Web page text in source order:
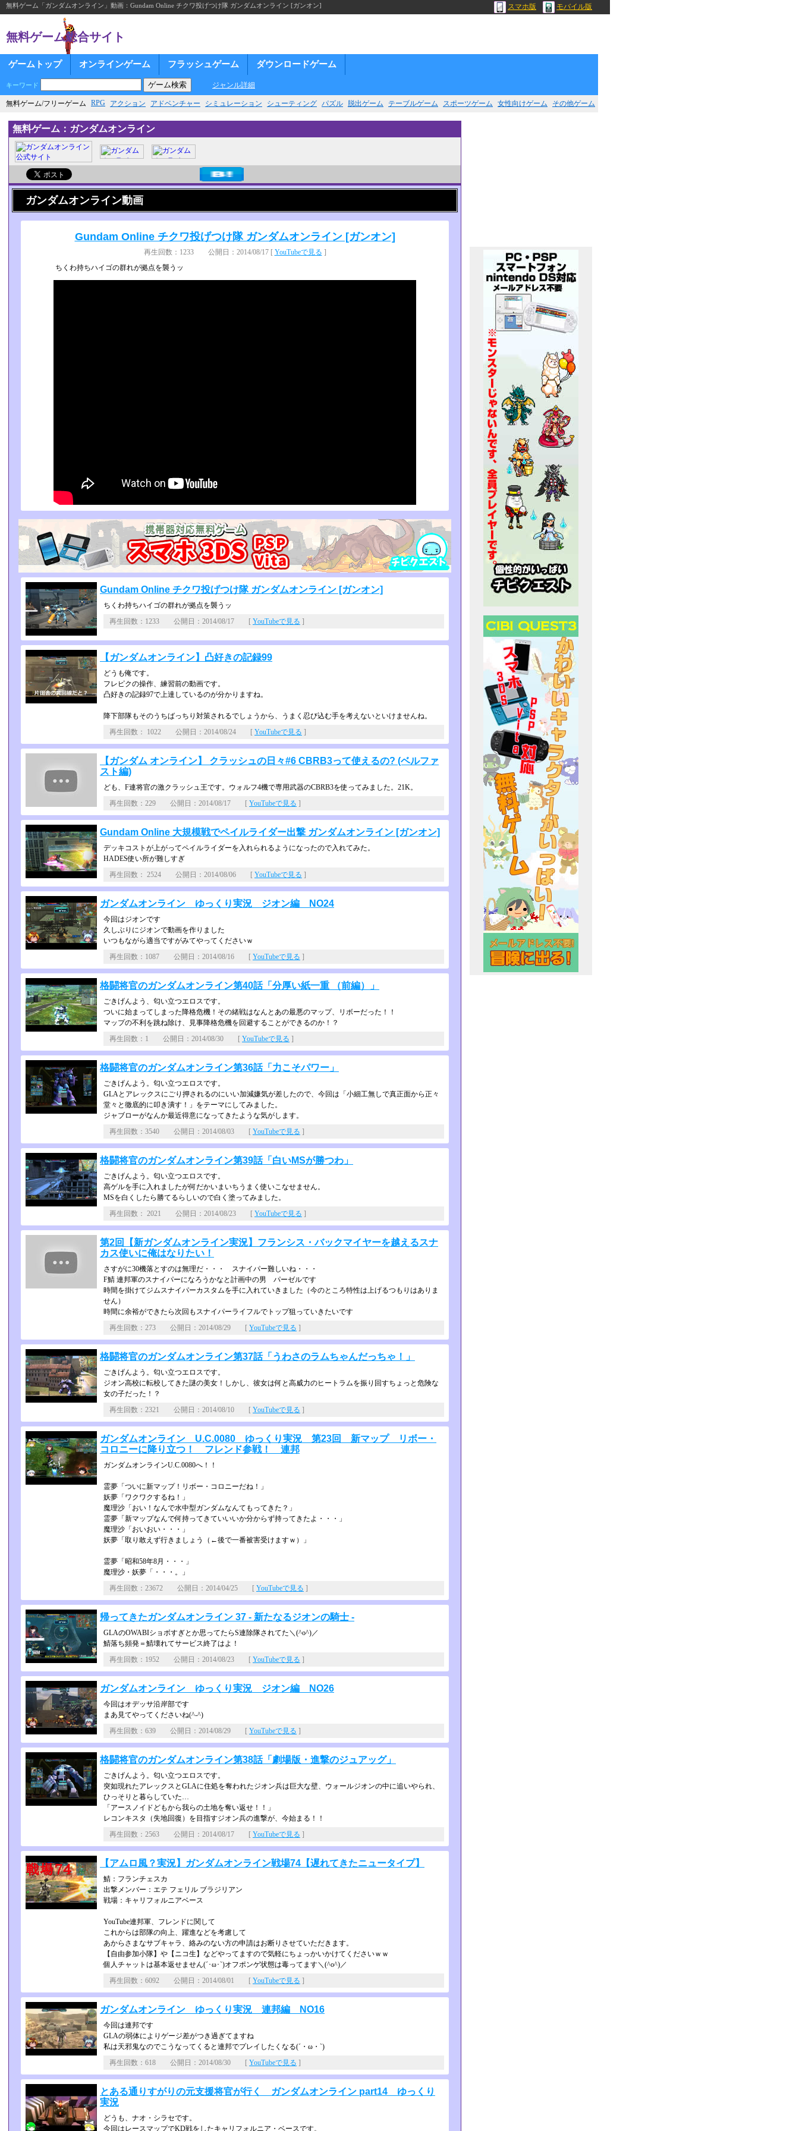
無料ゲーム「ガンダムオンライン」動画：Gundam Online チクワ投げつけ隊 ガンダムオンライン [ガンオン] スマホ版 モバイル版
無料ゲーム総合サイト
ゲームトップ オンラインゲーム フラッシュゲーム ダウンロードゲーム
キーワード ジャンル詳細
無料ゲーム/フリーゲーム RPG アクション アドベンチャー シミュレーション シューティング パズル 脱出ゲーム テーブルゲーム スポーツゲーム 女性向けゲーム その他ゲーム
無料ゲーム：ガンダムオンライン
ガンダムオンライン動画
Gundam Online チクワ投げつけ隊 ガンダムオンライン [ガンオン]
再生回数：1233 公開日：2014/08/17 [ YouTubeで見る ]
ちくわ持ちハイゴの群れが拠点を襲うッ
Gundam Online チクワ投げつけ隊 ガンダムオンライン [ガンオン]
ちくわ持ちハイゴの群れが拠点を襲うッ
再生回数：1233 公開日：2014/08/17 [ YouTubeで見る ]
【ガンダムオンライン】凸好きの記録99
どうも俺です。
フレピクの操作、練習前の動画です。
凸好きの記録97で上達しているのが分かりますね。
降下部隊もそのうちばっちり対策されるでしょうから、うまく忍び込む手を考えないとい­けませんね。
再生回数： 1022 公開日：2014/08/24 [ YouTubeで見る ]
【ガンダム オンライン】 クラッシュの日々#6 CBRB3って使えるの? (ベルファ
スト編)
ども、F連将官の激クラッシュ王です。ウォルフ4機で専用武器のCBRB3を使ってみ­ました。21K。
再生回数：229 公開日：2014/08/17 [ YouTubeで見る ]
Gundam Online 大規模戦でペイルライダー出撃 ガンダムオンライン [ガンオン]
デッキコストが上がってペイルライダーを入れられるようになったので入れてみた。
HADES使い所が難しすぎ
再生回数： 2524 公開日：2014/08/06 [ YouTubeで見る ]
ガンダムオンライン ゆっくり実況 ジオン編 NO24
今回はジオンです
久しぶりにジオンで動画を作りました
いつもながら適当ですがみてやってくださいｗ
再生回数：1087 公開日：2014/08/16 [ YouTubeで見る ]
格闘将官のガンダムオンライン第40話「分厚い紙一重 （前編）」
ごきげんよう、匂い立つエロスです。
ついに始まってしまった降格危機！その緒戦はなんとあの最悪のマップ、リボーだった！­！
マップの不利を跳ね除け、見事降格危機を回避することができるのか！？
再生回数：1 公開日：2014/08/30 [ YouTubeで見る ]
格闘将官のガンダムオンライン第36話「力こそパワー」
ごきげんよう。匂い立つエロスです。
GLAとアレックスにごり押されるのにいい加減嫌気が差したので、今回は「小細工無し­で真正面から正々
堂々と徹底的に叩き潰す！」をテーマにしてみました。
ジャブローがなんか最近得意になってきたような気がします。
再生回数：3540 公開日：2014/08/03 [ YouTubeで見る ]
格闘将官のガンダムオンライン第39話「白いMSが勝つわ」
ごきげんよう。匂い立つエロスです。
高ゲルを手に入れましたが何だかいまいちうまく使いこなせません。
MSを白くしたら勝てるらしいので白く塗ってみました。
再生回数： 2021 公開日：2014/08/23 [ YouTubeで見る ]
第2回【新ガンダムオンライン実況】フランシス・バックマイヤーを越えるスナ
カス使いに俺はなりたい！
さすがに30機落とすのは無理だ・・・ スナイパー難しいね・・・
F鯖 連邦軍のスナイパーになろうかなと計画中の男 パーゼルです
時間を掛けてジムスナイパーカスタムを手に入れていきました（今のところ特性は上げる­つもりはありま
せん）
時間に余裕ができたら次回もスナイパーライフルでトップ狙っていきたいです
再生回数：273 公開日：2014/08/29 [ YouTubeで見る ]
格闘将官のガンダムオンライン第37話「うわさのラムちゃんだっちゃ！」
ごきげんよう。匂い立つエロスです。
ジオン高校に転校してきた謎の美女！しかし、彼女は何と高威力のヒートラムを振り回す­ちょっと危険な
女の子だった！？
再生回数：2321 公開日：2014/08/10 [ YouTubeで見る ]
ガンダムオンライン U.C.0080 ゆっくり実況 第23回 新マップ リボー・
コロニーに降り立つ！ フレンド参戦！ 連邦
ガンダムオンラインU.C.0080へ！！
霊夢「ついに新マップ！リボー・コロニーだね！」
妖夢「ワクワクするね！」
魔理沙「おい！なんで水中型ガンダムなんてもってきた？」
霊夢「新マップなんで何持ってきていいいか分からず持ってきたよ・・・」
魔理沙「おいおい・・・」
妖夢「取り敢えず行きましょう（←後で一番被害受けますｗ）」
霊夢「昭和58年8月・・・」
魔理沙・妖夢「・・・。」
再生回数：23672 公開日：2014/04/25 [ YouTubeで見る ]
帰ってきたガンダムオンライン 37 - 新たなるジオンの騎士 -
GLAのOWABIショボすぎとか思ってたらS連除隊されてた＼(^o^)／
鯖落ち頻発＝鯖壊れてサービス終了はよ！
再生回数：1952 公開日：2014/08/23 [ YouTubeで見る ]
ガンダムオンライン ゆっくり実況 ジオン編 NO26
今回はオデッサ沿岸部です
まあ見てやってくださいね(^-^)
再生回数：639 公開日：2014/08/29 [ YouTubeで見る ]
格闘将官のガンダムオンライン第38話「劇場版・進撃のジュアッグ」
ごきげんよう。匂い立つエロスです。
突如現れたアレックスとGLAに住処を奪われたジオン兵は巨大な壁、ウォールジオンの­中に追いやられ、
ひっそりと暮らしていた…
「アースノイドどもから我らの土地を奪い返せ！！」
レコンキスタ（失地回復）を目指すジオン兵の進撃が、今始まる！！
再生回数：2563 公開日：2014/08/17 [ YouTubeで見る ]
【アムロ風？実況】ガンダムオンライン戦場74【遅れてきたニュータイプ】
鯖：フランチェスカ
出撃メンバー：エテ フェリル ブラジリアン
戦場：キャリフォルニアベース
YouTube連邦軍、フレンドに関して
これからは部隊の向上、躍進などを考慮して
あからさまなサブキャラ、絡みのない方の申請はお断りさせていただきます。
【自由参加小隊】や【ニコ生】などやってますので気軽にちょっかいかけてくださいｗｗ
個人チャットは基本返せません(´･ω･`)オフポンゲ状態は毒ってます＼(^o^)­／
再生回数：6092 公開日：2014/08/01 [ YouTubeで見る ]
ガンダムオンライン ゆっくり実況 連邦編 NO16
今回は連邦です
GLAの弱体によりゲージ差がつき過ぎてますね
私は天邪鬼なのでこうなってくると連邦でプレイしたくなる(´・ω・`)
再生回数：618 公開日：2014/08/30 [ YouTubeで見る ]
とある通りすがりの元支援将官が行く ガンダムオンライン part14 ゆっくり
実況
どうも、ナオ・シラセです。
今回はレースマップでKD戦をしたキャリフォルニア・ベースです。